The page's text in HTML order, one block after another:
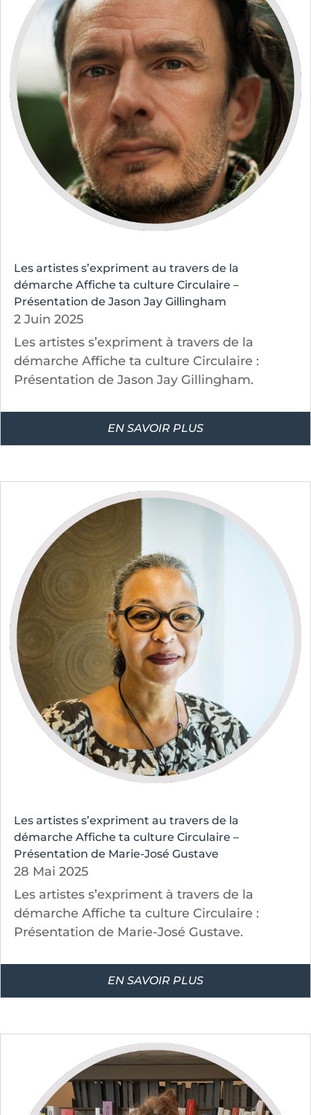
Les artistes s’expriment au travers de la
démarche Affiche ta culture Circulaire –
Présentation de Jason Jay Gillingham
2 Juin 2025
Les artistes s’expriment à travers de la
démarche Affiche ta culture Circulaire :
Présentation de Jason Jay Gillingham.
EN SAVOIR PLUS
Les artistes s’expriment au travers de la
démarche Affiche ta culture Circulaire –
Présentation de Marie-José Gustave
28 Mai 2025
Les artistes s’expriment à travers de la
démarche Affiche ta culture Circulaire :
Présentation de Marie-José Gustave.
EN SAVOIR PLUS